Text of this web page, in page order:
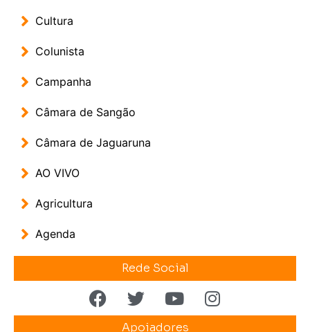
Cultura
Colunista
Campanha
Câmara de Sangão
Câmara de Jaguaruna
AO VIVO
Agricultura
Agenda
Rede Social
Apoiadores